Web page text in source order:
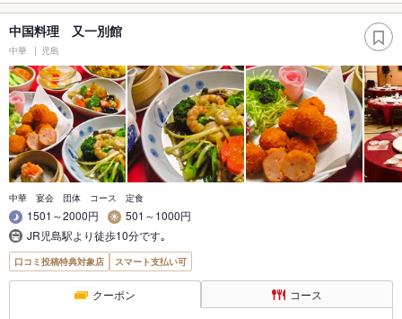
中国料理 又一別館
中華 児島
中華 宴会 団体 コース 定食
1501～2000円
501～1000円
JR児島駅より徒歩10分です｡
口コミ投稿特典対象店 スマート支払い可
クーポン コース